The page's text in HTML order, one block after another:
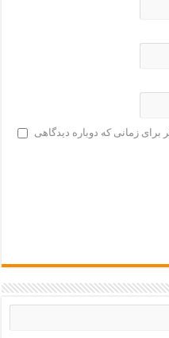
برای زمانی که دوباره دیدگاهی